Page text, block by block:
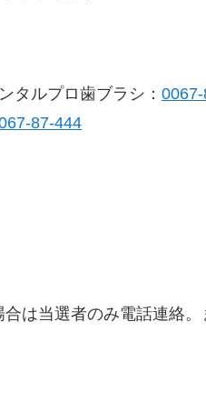
タルプロ歯ブラシ：
87-444
は当選者のみ電話連絡